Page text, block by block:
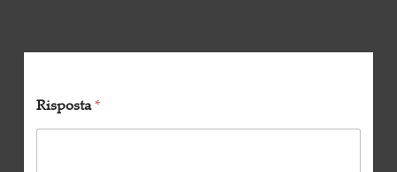
Risposta*